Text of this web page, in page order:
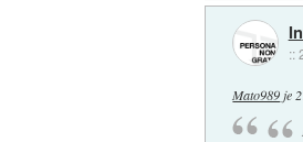
::
Mato989je